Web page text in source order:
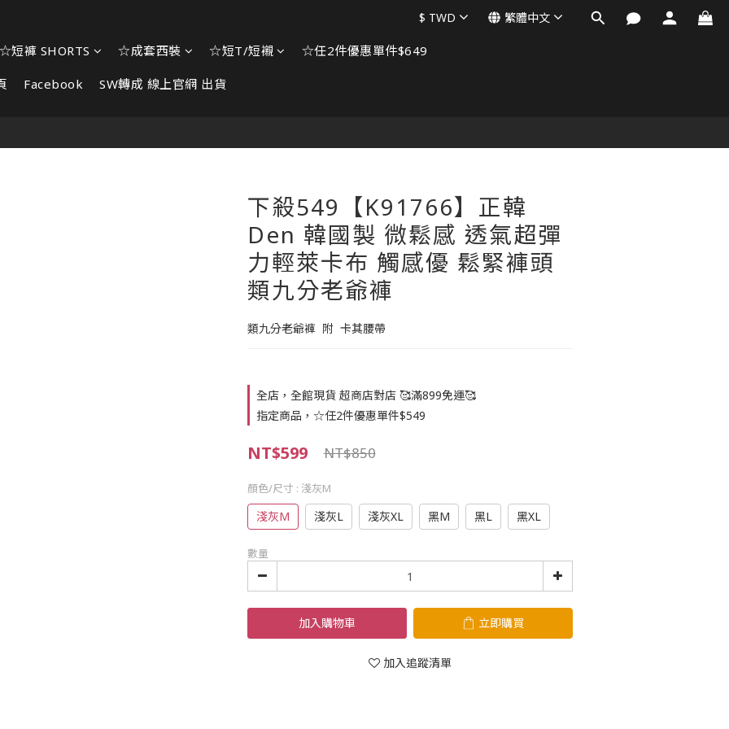
短褲 SHORTS ☆成套西裝 ☆短T/短襯 ☆任2件優惠單件$649
Facebook SW轉成 線上官網 出貨
$ TWD 繁體中文
下殺549【K91766】正韓
Den 韓國製 微鬆感 透氣超彈
力輕萊卡布 觸感優 鬆緊褲頭
類九分老爺褲
類九分老爺褲  附  卡其腰帶
全店，全館現貨 超商店對店 🥰滿899免運🥰
指定商品，☆任2件優惠單件$549
NT$599 NT$850
顏色/尺寸 : 淺灰M
淺灰M 淺灰L 淺灰XL 黑M 黑L 黑XL
數量
加入購物車 立即購買
加入追蹤清單
立即購買